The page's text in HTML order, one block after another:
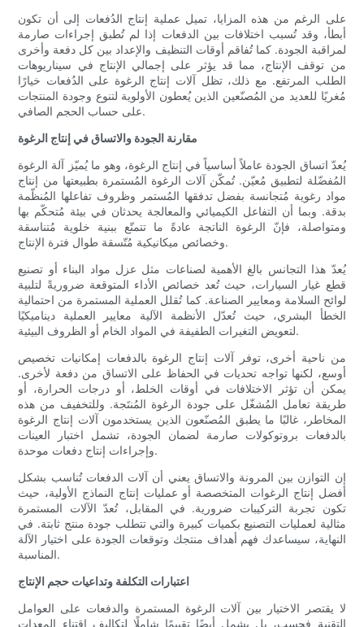
على الرغم من هذه المزايا، تميل عملية إنتاج الدُفعات إلى أن تكون
أبطأ، وقد تُسبب اختلافات بين الدفعات إذا لم تُطبق إجراءات صارمة
لمراقبة الجودة. كما تُفاقم أوقات التنظيف والإعداد بين كل دفعة وأخرى
من توقف الإنتاج، مما قد يؤثر على إجمالي الإنتاج في سيناريوهات
الطلب المرتفع. مع ذلك، تظل آلات إنتاج الرغوة على الدُفعات خيارًا
مُغريًا للعديد من المُصنّعين الذين يُعطون الأولوية لتنوع وجودة المنتجات
على حساب الحجم الصافي.
مقارنة الجودة والاتساق في إنتاج الرغوة
يُعدّ اتساق الجودة عاملاً أساسياً في إنتاج الرغوة، وهو ما يُميّز آلة الرغوة
المُفضّلة لتطبيق مُعيّن. تُمكّن آلات الرغوة المُستمرة بطبيعتها من إنتاج
مواد رغوية مُتجانسة بفضل تدفقها المُستمر وظروف تفاعلها المُنظّمة
بدقة. وبما أن التفاعل الكيميائي والمعالجة يحدثان في بيئة مُتحكّم بها
ومتواصلة، فإنّ الرغوة الناتجة عادةً ما تتمتّع ببنية خلوية مُتناسقة
وخصائص ميكانيكية مُتّسقة طوال فترة الإنتاج.
يُعدّ هذا التجانس بالغ الأهمية لصناعات مثل عزل مواد البناء أو تصنيع
قطع غيار السيارات، حيث تُعد خصائص الأداء المتوقعة ضروريةً لتلبية
لوائح السلامة ومعايير الصناعة. كما تُقلل العملية المستمرة من احتمالية
الخطأ البشري، حيث تُعدّل الأنظمة الآلية معايير العملية ديناميكيًا
لتعويض التغيرات الطفيفة في المواد الخام أو الظروف البيئية.
من ناحية أخرى، توفر آلات إنتاج الرغوة بالدفعات إمكانيات تخصيص
أوسع، لكنها تواجه تحديات في الحفاظ على الاتساق من دفعة لأخرى.
يمكن أن تؤثر الاختلافات في أوقات الخلط، أو درجات الحرارة، أو
طريقة تعامل المُشغّل على جودة الرغوة المُنتَجة. وللتخفيف من هذه
المخاطر، غالبًا ما يطبق المُصنّعون الذين يستخدمون آلات إنتاج الرغوة
بالدفعات بروتوكولات صارمة لضمان الجودة، تشمل اختبار العينات
وإجراءات إنتاج دفعات موحدة.
إن التوازن بين المرونة والاتساق يعني أن آلات الدفعات تُناسب بشكل
أفضل إنتاج الرغوات المتخصصة أو عمليات إنتاج النماذج الأولية، حيث
تكون تجربة التركيبات ضرورية. في المقابل، تُعدّ الآلات المستمرة
مثالية لعمليات التصنيع بكميات كبيرة والتي تتطلب جودة منتج ثابتة. في
النهاية، سيساعدك فهم أهداف منتجك وتوقعات الجودة على اختيار الآلة
المناسبة.
اعتبارات التكلفة وتداعيات حجم الإنتاج
لا يقتصر الاختيار بين آلات الرغوة المستمرة والدفعات على العوامل
التقنية فحسب، بل يشمل أيضًا تقييمًا شاملًا لتكاليف اقتناء المعدات